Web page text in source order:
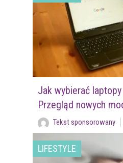
Jak wybierać
Przegląd nowych
Tekst sponsorowany
LIFESTYLE